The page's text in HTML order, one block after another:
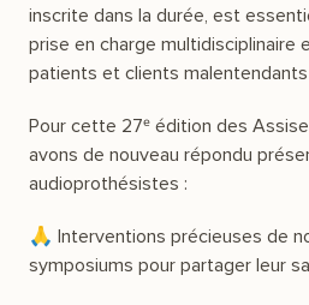
inscrite dans la durée, est
prise en charge multidisciplinaire
patients et clients
Pour cette 27ᵉ édition des
avons de nouveau répondu
audioprothésistes :
🙏 Interventions précieuses de
symposiums pour partager leur